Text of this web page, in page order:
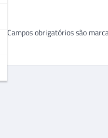
Campos obrigatórios são